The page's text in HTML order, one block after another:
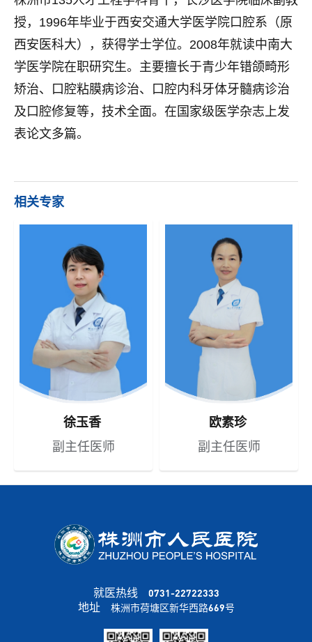
授，1996年毕业于西安交通大学医学院口腔系（原
西安医科大），获得学士学位。2008年就读中南大
学医学院在职研究生。主要擅长于青少年错颌畸形
矫治、口腔粘膜病诊治、口腔内科牙体牙髓病诊治
及口腔修复等，技术全面。在国家级医学杂志上发
表论文多篇。
相关专家
徐玉香
副主任医师
欧素珍
副主任医师
就医热线
0731-22722333
地址
株洲市荷塘区新华西路669号